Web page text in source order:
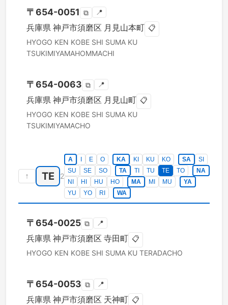
〒654-0051 ⧉ 📍
兵庫県 神戸市須磨区 月見山本町 📋
HYOGO KEN KOBE SHI SUMA KU
TSUKIMIYAMAHOMMACHI
〒654-0063 ⧉ 📍
兵庫県 神戸市須磨区 月見山町 📋
HYOGO KEN KOBE SHI SUMA KU
TSUKIMIYAMACHO
↑ TE 2
A E O KA KI KU KO SA
SI
SU
SE SO TA TI TU TE TO
NA
NI
HI HU HO MA MI MU
YA
YU
YO RI WA
〒654-0025 ⧉ 📍
兵庫県 神戸市須磨区 寺田町 📋
HYOGO KEN KOBE SHI SUMA KU TERADACHO
〒654-0053 ⧉ 📍
兵庫県 神戸市須磨区 天神町 📋